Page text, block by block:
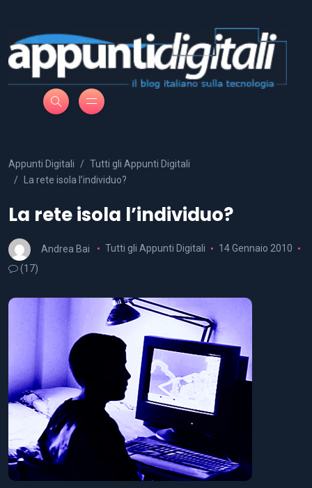
Appunti Digitali
Tutti gli Appunti Digitali
La rete isola l’individuo?
La rete isola l’individuo?
Andrea Bai Tutti gli Appunti Digitali
14 Gennaio 2010
(17)